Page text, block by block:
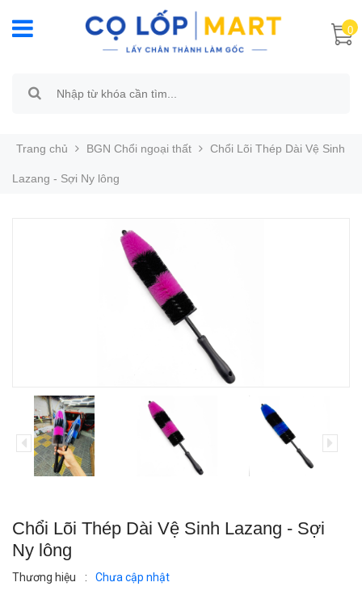
0
Trang chủ BGN Chổi ngoại thất Chổi Lõi Thép Dài Vệ Sinh
Lazang - Sợi Ny lông
Chổi Lõi Thép Dài Vệ Sinh Lazang - Sợi
Ny lông
Thương hiệu : Chưa cập nhật